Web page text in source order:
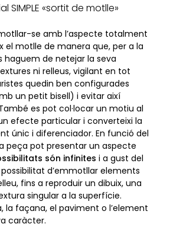
SIMPLE «sortit de motlle»
se amb l’aspecte totalment
el motlle de manera que, per a la
haguem de netejar la seva
ni relleus, vigilant en tot
quedin ben configurades
un petit bisell) i evitar així
es pot col·locar un motiu al
efecte particular i converteixi la
únic i diferenciador. En funció del
peça pot presentar un aspecte
són infinites i a gust del
d’emmotllar elements
fins a reproduir un dibuix, una
singular a la superfície.
la façana, el paviment o l’element
caràcter.